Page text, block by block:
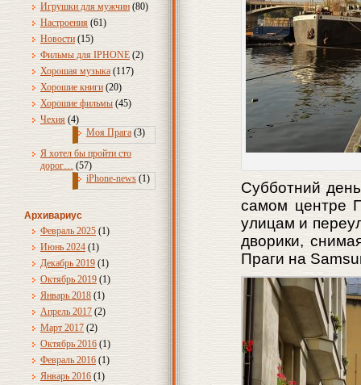
Игрушки для мужчин (80)
Настроения (61)
Новости (15)
Фильмы для IPHONE (2)
Хорошая музыка (117)
Хорошие книги (20)
Хорошие фильмы (45)
Чехия (4)
Моя Прага (3)
Я хотел бы пройти сто
дорог… (57)
iPhone-news (1)
Архивариус
Февраль 2025 (1)
Июнь 2024 (1)
Декабрь 2019 (1)
Октябрь 2019 (1)
Январь 2018 (1)
Апрель 2017 (2)
Март 2017 (2)
Октябрь 2016 (1)
Февраль 2016 (1)
Январь 2016 (1)
Субботний
самом центре
улицам и
дворики,
Праги на